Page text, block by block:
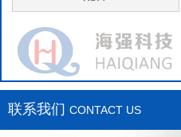
联系我们 CONTACT US